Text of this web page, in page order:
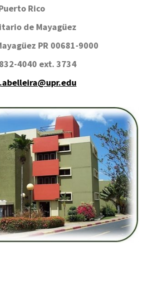
Rico
de Mayagüez
PR 00681-9000
4040 ext. 3734